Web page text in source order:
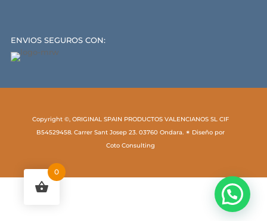
ENVIOS SEGUROS CON:
Copyright ©, ORIGINAL SPAIN PRODUCTOS VALENCIANOS SL CIF
B54529458. Carrer Sant Josep 23. 03760 Ondara. ✶ Diseño por
Coto Consulting
0